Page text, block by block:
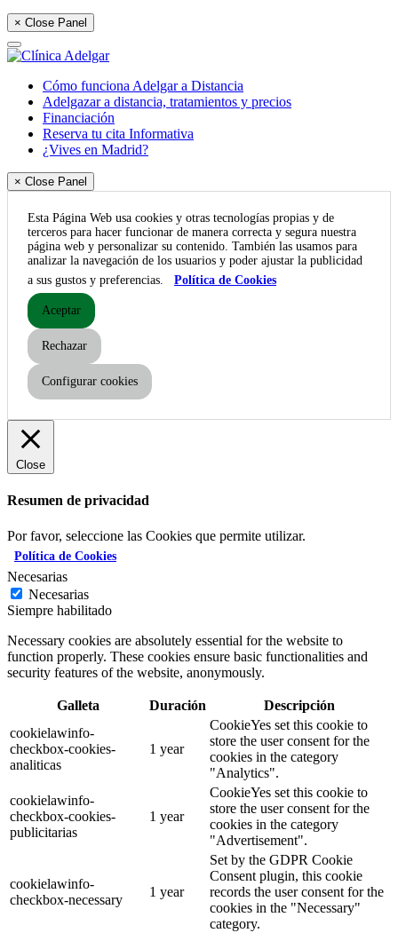
× Close Panel
Cómo funciona Adelgar a Distancia
Adelgazar a distancia, tratamientos y precios
Financiación
Reserva tu cita Informativa
¿Vives en Madrid?
× Close Panel
Esta Página Web usa cookies y otras tecnologías propias y de
terceros para hacer funcionar de manera correcta y segura nuestra
página web y personalizar su contenido. También las usamos para
analizar la navegación de los usuarios y poder ajustar la publicidad
a sus gustos y preferencias.
Política de Cookies
Aceptar
Rechazar
Configurar cookies
Close
Resumen de privacidad
Por favor, seleccione las Cookies que permite utilizar.
Política de Cookies
Necesarias
Necesarias
Siempre habilitado
Necessary cookies are absolutely essential for the website to
function properly. These cookies ensure basic functionalities and
security features of the website, anonymously.
Galleta Duración
Descripción
cookielawinfo-
checkbox-cookies-
analiticas
1 year
CookieYes set this cookie to
store the user consent for the
cookies in the category
"Analytics".
cookielawinfo-
checkbox-cookies-
publicitarias
1 year
CookieYes set this cookie to
store the user consent for the
cookies in the category
"Advertisement".
cookielawinfo-
checkbox-necessary
1 year
Set by the GDPR Cookie
Consent plugin, this cookie
records the user consent for the
cookies in the "Necessary"
category.